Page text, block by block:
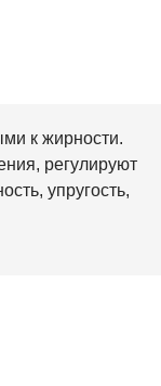
к жирности.
регулируют
упругость,